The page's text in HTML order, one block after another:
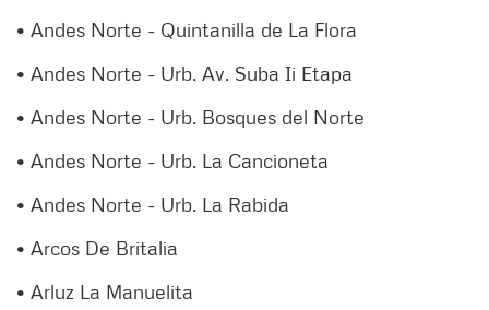
• Andes Norte - Quintanilla de La Flora
• Andes Norte - Urb. Av. Suba Ii Etapa
• Andes Norte - Urb. Bosques del Norte
• Andes Norte - Urb. La Cancioneta
• Andes Norte - Urb. La Rabida
• Arcos De Britalia
• Arluz La Manuelita